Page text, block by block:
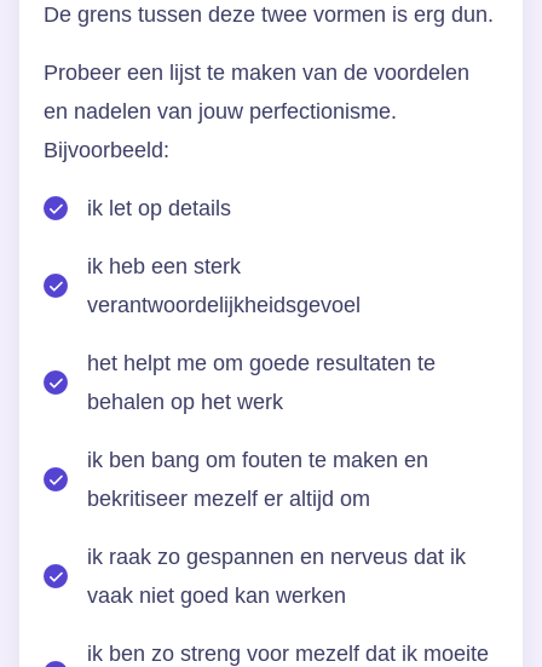
De grens tussen deze twee vormen is erg dun.
Probeer een lijst te maken van de voordelen
en nadelen van jouw perfectionisme.
Bijvoorbeeld:
ik let op details
ik heb een sterk
verantwoordelijkheidsgevoel
het helpt me om goede resultaten te
behalen op het werk
ik ben bang om fouten te maken en
bekritiseer mezelf er altijd om
ik raak zo gespannen en nerveus dat ik
vaak niet goed kan werken
ik ben zo streng voor mezelf dat ik moeite